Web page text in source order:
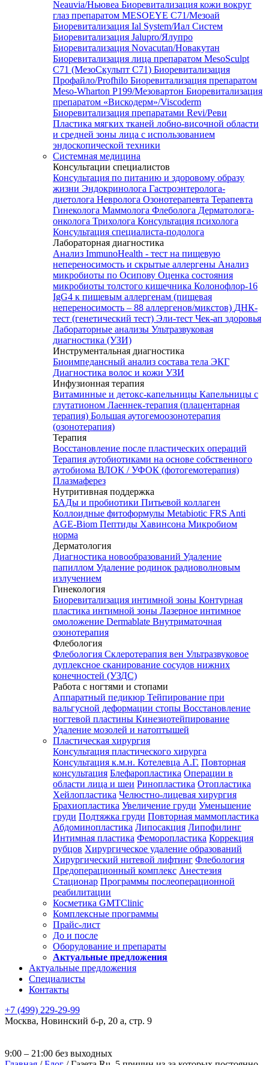
Neauvia/Ньювеа Биоревитализация кожи вокруг
глаз препаратом MESOEYE C71/Мезоай
Биоревитализация Ial System/Иал Систем
Биоревитализация Jalupro/Ялупро
Биоревитализация Novacutan/Новакутан
Биоревитализация лица препаратом MesoSculpt
C71 (МезоСкульпт С71) Биоревитализация
Профайло/Profhilo Биоревитализация препаратом
Meso-Wharton P199/Мезовартон Биоревитализация
препаратом «Вискодерм»/Viscoderm
Биоревитализация препаратами Revi/Реви
Пластика мягких тканей лобно-височной области
и средней зоны лица с использованием
эндоскопической техники
Системная медицина
Консультации специалистов
Консультация по питанию и здоровому образу
жизни Эндокринолога Гастроэнтеролога-
диетолога Невролога Озонотерапевта Терапевта
Гинеколога Маммолога Флеболога Дерматолога-
онколога Трихолога Консультация психолога
Консультация специалиста-подолога
Лабораторная диагностика
Анализ ImmunoHealth - тест на пищевую
непереносимость и скрытые аллергены Анализ
микробиоты по Осипову Оценка состояния
микробиоты толстого кишечника Колонофлор-16
IgG4 к пищевым аллергенам (пищевая
непереносимость – 88 аллергенов/микстов) ДНК-
тест (генетический тест) Эли-тест Чек-ап здоровья
Лабораторные анализы Ультразвуковая
диагностика (УЗИ)
Инструментальная диагностика
Биоимпедансный анализ состава тела ЭКГ
Диагностика волос и кожи УЗИ
Инфузионная терапия
Витаминные и детокс-капельницы Капельницы с
глутатионом Лаеннек-терапия (плацентарная
терапия) Большая аутогемоозонотерапия
(озонотерапия)
Терапия
Восстановление после пластических операций
Терапия аутобиотиками на основе собственного
аутобиома ВЛОК / УФОК (фотогемотерапия)
Плазмаферез
Нутритивная поддержка
БАДы и пробиотики Питьевой коллаген
Коллоидные фитоформулы Metabiotic FRS Anti
AGE-Biom Пептиды Хавинсона Микробиом
норма
Дерматология
Диагностика новообразований Удаление
папиллом Удаление родинок радиоволновым
излучением
Гинекология
Биоревитализация интимной зоны Контурная
пластика интимной зоны Лазерное интимное
омоложение Dermablate Внутриматочная
озонотерапия
Флебология
Флебология Склеротерапия вен Ультразвуковое
дуплексное сканирование сосудов нижних
конечностей (УЗДС)
Работа с ногтями и стопами
Аппаратный педикюр Тейпирование при
вальгусной деформации стопы Восстановление
ногтевой пластины Кинезиотейпирование
Удаление мозолей и натоптышей
Пластическая хирургия
Консультация пластического хирурга
Консультация к.м.н. Котелевца А.Г. Повторная
консультация Блефаропластика Операции в
области лица и шеи Ринопластика Отопластика
Хейлопластика Челюстно-лицевая хирургия
Брахиопластика Увеличение груди Уменьшение
груди Подтяжка груди Повторная маммопластика
Абдоминопластика Липосакция Липофилинг
Интимная пластика Феморопластика Коррекция
рубцов Хирургическое удаление образований
Хирургический нитевой лифтинг Флебология
Предоперационный комплекс Анестезия
Стационар Программы послеоперационной
реабилитации
Косметика GMTClinic
Комплексные программы
Прайс-лист
До и после
Оборудование и препараты
Актуальные предложения
Актуальные предложения
Специалисты
Контакты
+7 (499) 229-29-99
Москва, Новинский б-р, 20 а, стр. 9
9:00 – 21:00 без выходных